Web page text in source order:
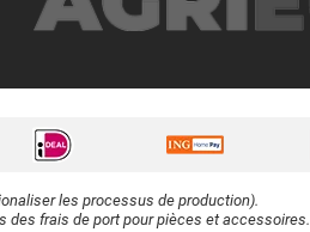
les processus de production).
des frais de port pour pièces et accessoires.